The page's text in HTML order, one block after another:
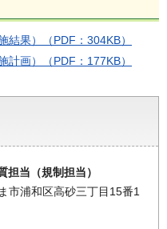
結果）（PDF：304KB）
計画）（PDF：177KB）
担当（規制担当）
市浦和区高砂三丁目15番1